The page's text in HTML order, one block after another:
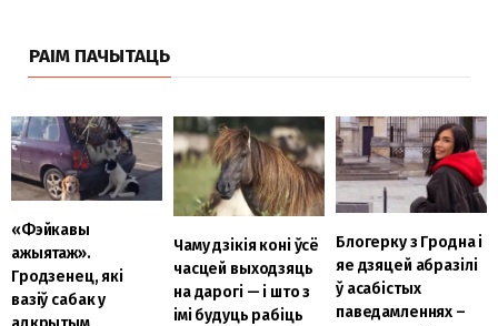
РАІМ ПАЧЫТАЦЬ
«Фэйкавы
ажыятаж».
Гродзенец, які
вазіў сабак у
Чаму дзікія коні ўсё
часцей выходзяць
на дарогі — і што з
імі будуць рабіць
Блогерку з Гродна і
яе дзяцей абразілі
ў асабістых
паведамленнях –